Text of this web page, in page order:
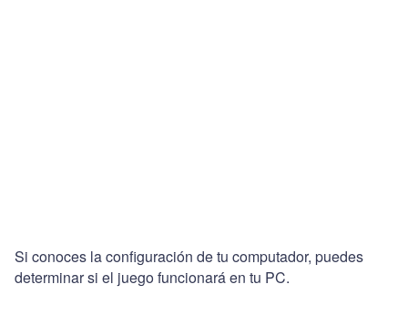
Si conoces la configuración de tu computador, puedes
determinar si el juego funcionará en tu PC.